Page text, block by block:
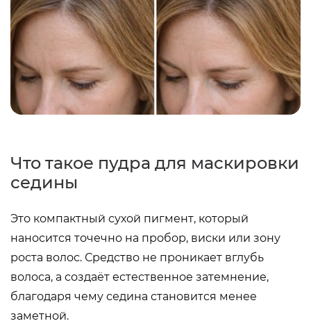
Что такое пудра для маскировки
седины
Это компактный сухой пигмент, который
наносится точечно на пробор, виски или зону
роста волос. Средство не проникает вглубь
волоса, а создаёт естественное затемнение,
благодаря чему седина становится менее
заметной.